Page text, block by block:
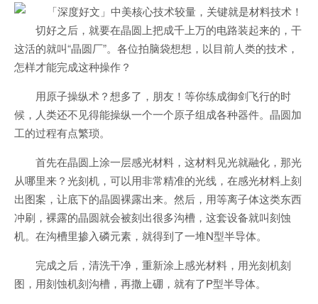
切好之后，就要在晶圆上把成千上万的电路装起来的，干
这活的就叫“晶圆厂”。各位拍脑袋想想，以目前人类的技术，
怎样才能完成这种操作？
用原子操纵术？想多了，朋友！等你练成御剑飞行的时
候，人类还不见得能操纵一个一个原子组成各种器件。晶圆加
工的过程有点繁琐。
首先在晶圆上涂一层感光材料，这材料见光就融化，那光
从哪里来？光刻机，可以用非常精准的光线，在感光材料上刻
出图案，让底下的晶圆裸露出来。然后，用等离子体这类东西
冲刷，裸露的晶圆就会被刻出很多沟槽，这套设备就叫刻蚀
机。在沟槽里掺入磷元素，就得到了一堆N型半导体。
完成之后，清洗干净，重新涂上感光材料，用光刻机刻
图，用刻蚀机刻沟槽，再撒上硼，就有了P型半导体。